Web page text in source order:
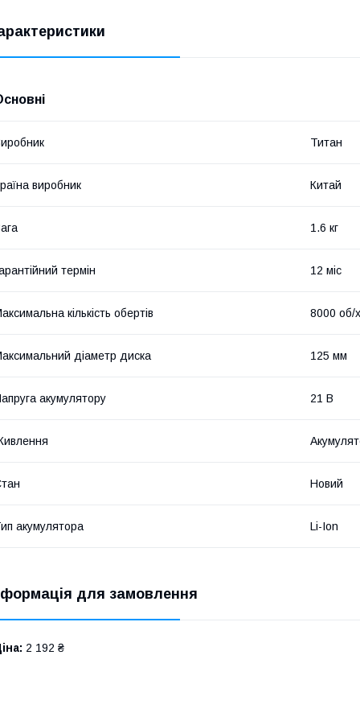
Титан
виробник Китай
1.6 кг
термін 12 міс
кількість обертів 8000 об/
діаметр диска 125 мм
акумулятору 21 В
Новий
акумулятора Li-Ion
для замовлення
2 192 ₴